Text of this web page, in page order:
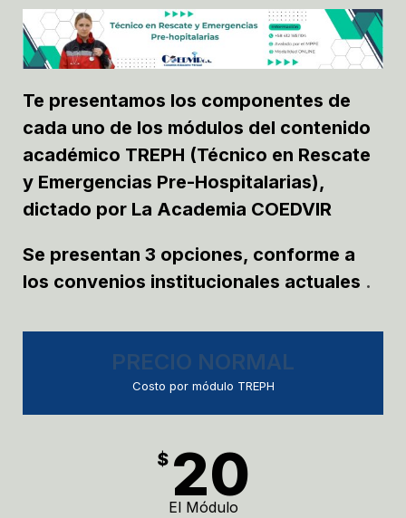
Te presentamos los componentes de
cada uno de los módulos del contenido
académico TREPH (Técnico en Rescate
y Emergencias Pre-Hospitalarias),
dictado por La Academia COEDVIR
Se presentan 3 opciones, conforme a
los convenios institucionales actuales .
PRECIO NORMAL
Costo por módulo TREPH
$ 20
El Módulo